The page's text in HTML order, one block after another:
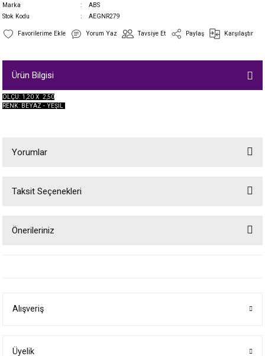
Marka
ABS
Stok Kodu
AEGNR279
Yorum Yaz Tavsiye Et Paylaş Karşılaştır
Ürün Bilgisi
ÖLÇÜ: 1,20 X 2,50
RENK: BEYAZ - YEŞİL
Yorumlar
Taksit Seçenekleri
Önerileriniz
Ürün bilgilerinde hatalar bulunuyor.
Alışveriş
Üyelik